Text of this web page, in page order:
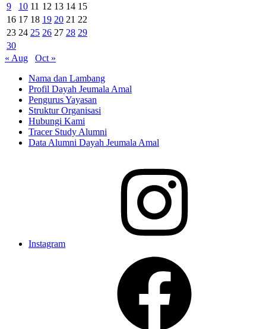
9
10 11 12 13 14 15
16 17 18 19 20 21 22
23 24 25 26 27 28 29
30
« Aug
Oct »
Nama dan Lambang
Profil Dayah Jeumala Amal
Pengurus Yayasan
Struktur Organisasi
Hubungi Kami
Tracer Study Alumni
Data Alumni Dayah Jeumala Amal
Instagram